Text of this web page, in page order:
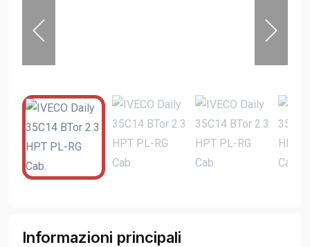
Informazioni principali